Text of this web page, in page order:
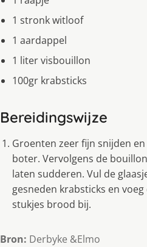
1 stronk witloof
1 aardappel
1 liter visbouillon
100gr krabsticks
Bereidingswijze
Groenten zeer fijn snijden
boter. Vervolgens de
laten sudderen. Vul de
gesneden krabsticks en
stukjes brood bij.
Bron: Derbyke &Elmo